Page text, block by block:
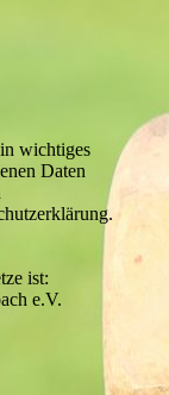
wichtiges
Daten
ist:
e.V.